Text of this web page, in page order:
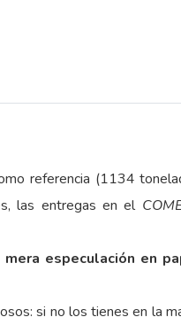
referencia (1134
las entregas en el
especulación en
si no los tienes en la